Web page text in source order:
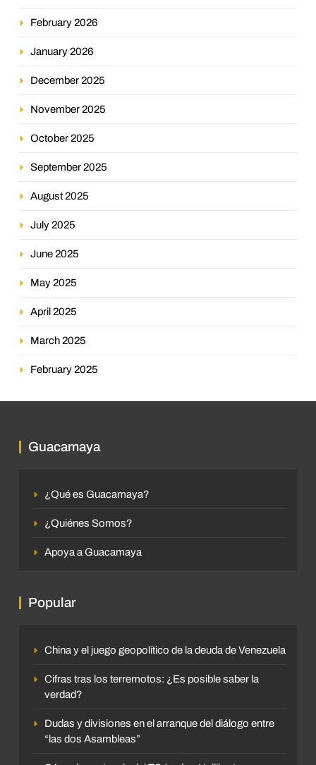
February 2026
January 2026
December 2025
November 2025
October 2025
September 2025
August 2025
July 2025
June 2025
May 2025
April 2025
March 2025
February 2025
Guacamaya
¿Qué es Guacamaya?
¿Quiénes Somos?
Apoya a Guacamaya
Popular
China y el juego geopolítico de la deuda de Venezuela
Cifras tras los terremotos: ¿Es posible saber la
verdad?
Dudas y divisiones en el arranque del diálogo entre
“las dos Asambleas”